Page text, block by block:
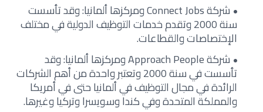
شركة Connect Jobs ومركزها ألمانيا: وقد تأسست
سنة 2000 وتقدم خدمات التوظيف الدولية في مختلف
الإختصاصات والقطاعات.
شركة Approach People ومركزها ألمانيا: وقد
تأسست في سنة 2000 وتعتبر واحدة من أهم الشركات
الرائدة في مجال التوظيف في ألمانيا حتى في أمريكا
والمملكة المتحدة وفي كندا وسويسرا وتركيا وغيرها.